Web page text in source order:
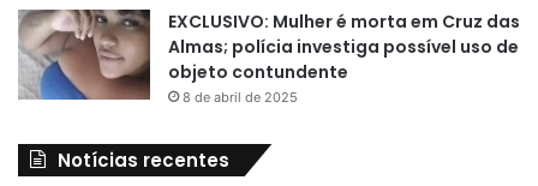
EXCLUSIVO: Mulher é morta em Cruz das
Almas; polícia investiga possível uso de
objeto contundente
8 de abril de 2025
Notícias recentes